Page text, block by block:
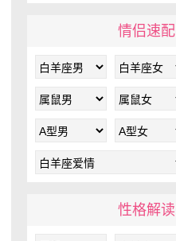
情侣速配
性格解读